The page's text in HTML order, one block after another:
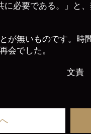
必要である。」と
が無いものです。時
会でした。
文責